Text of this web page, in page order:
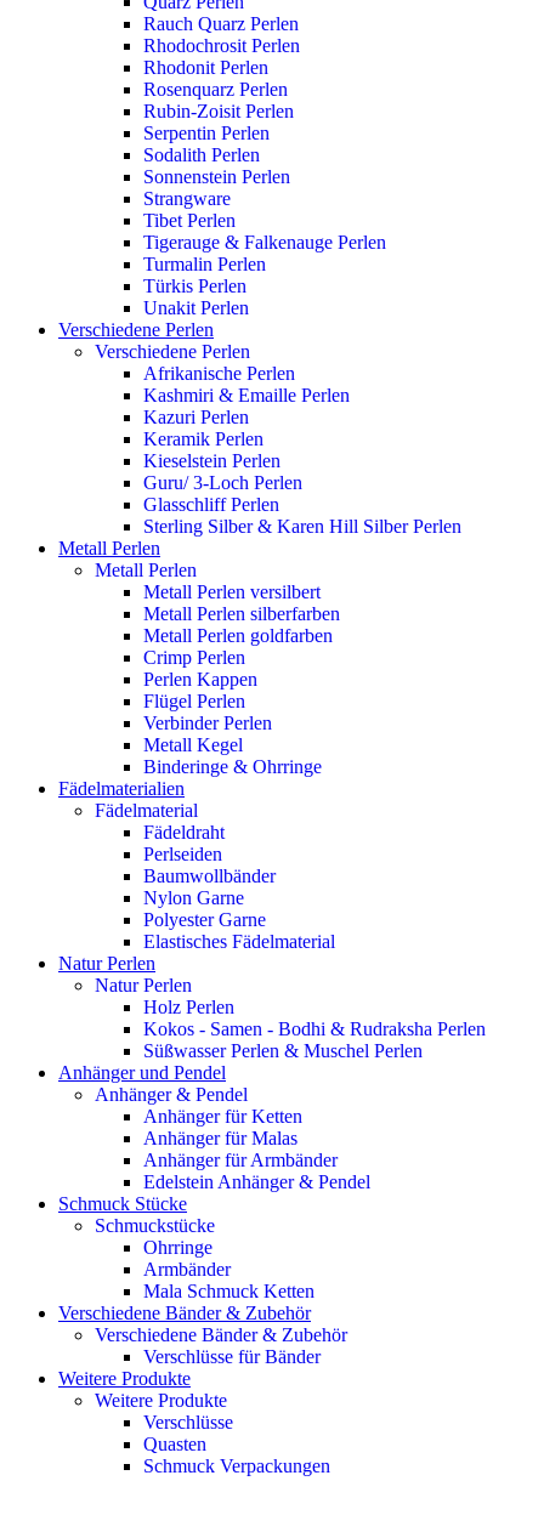
Rauch Quarz Perlen
Rhodochrosit Perlen
Rhodonit Perlen
Rosenquarz Perlen
Rubin-Zoisit Perlen
Serpentin Perlen
Sodalith Perlen
Sonnenstein Perlen
Strangware
Tibet Perlen
Tigerauge & Falkenauge Perlen
Turmalin Perlen
Türkis Perlen
Unakit Perlen
Verschiedene Perlen
Verschiedene Perlen
Afrikanische Perlen
Kashmiri & Emaille Perlen
Kazuri Perlen
Keramik Perlen
Kieselstein Perlen
Guru/ 3-Loch Perlen
Glasschliff Perlen
Sterling Silber & Karen Hill Silber Perlen
Metall Perlen
Metall Perlen
Metall Perlen versilbert
Metall Perlen silberfarben
Metall Perlen goldfarben
Crimp Perlen
Perlen Kappen
Flügel Perlen
Verbinder Perlen
Metall Kegel
Binderinge & Ohrringe
Fädelmaterialien
Fädelmaterial
Fädeldraht
Perlseiden
Baumwollbänder
Nylon Garne
Polyester Garne
Elastisches Fädelmaterial
Natur Perlen
Natur Perlen
Holz Perlen
Kokos - Samen - Bodhi & Rudraksha Perlen
Süßwasser Perlen & Muschel Perlen
Anhänger und Pendel
Anhänger & Pendel
Anhänger für Ketten
Anhänger für Malas
Anhänger für Armbänder
Edelstein Anhänger & Pendel
Schmuck Stücke
Schmuckstücke
Ohrringe
Armbänder
Mala Schmuck Ketten
Verschiedene Bänder & Zubehör
Verschiedene Bänder & Zubehör
Verschlüsse für Bänder
Weitere Produkte
Weitere Produkte
Verschlüsse
Quasten
Schmuck Verpackungen